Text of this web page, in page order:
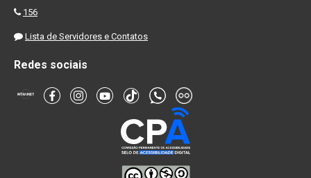
156
Lista de Servidores e Contatos
Redes sociais